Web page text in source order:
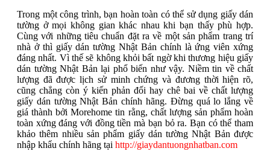
Trong một công trình, bạn hoàn toàn có thể sử dụng giấy dán
tường ở mọi không gian khác nhau khi bạn thấy phù hợp.
Cùng với những tiêu chuẩn đặt ra về một sản phẩm trang trí
nhà ở thì giấy dán tường Nhật Bản chính là ứng viên xứng
đáng nhất. Vì thế sẽ không khỏi bất ngờ khi thương hiệu giấy
dán tường Nhật Bản lại phổ biến như vậy. Niềm tin về chất
lượng đã được lịch sử minh chứng và đương thời hiện rõ,
cũng chẳng còn ý kiến phản đối hay chê bai về chất lượng
giấy dán tường Nhật Bản chính hãng. Đừng quá lo lắng về
giá thành bởi Morehome tin rằng, chất lượng sản phẩm hoàn
toàn xứng đáng với đồng tiền mà bạn bỏ ra. Bạn có thể tham
khảo thêm nhiều sản phẩm giấy dán tường Nhật Bản được
nhập khẩu chính hãng tại http://giaydantuongnhatban.com